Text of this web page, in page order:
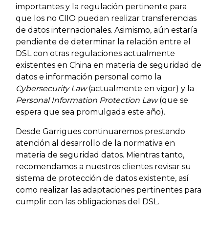
importantes y la regulación pertinente para
que los no CIIO puedan realizar transferencias
de datos internacionales. Asimismo, aún estaría
pendiente de determinar la relación entre el
DSL con otras regulaciones actualmente
existentes en China en materia de seguridad de
datos e información personal como la
Cybersecurity Law(actualmente en vigor) y la
Personal Information Protection Law(que se
espera que sea promulgada este año).
Desde Garrigues continuaremos prestando
atención al desarrollo de la normativa en
materia de seguridad datos. Mientras tanto,
recomendamos a nuestros clientes revisar su
sistema de protección de datos existente, así
como realizar las adaptaciones pertinentes para
cumplir con las obligaciones del DSL.